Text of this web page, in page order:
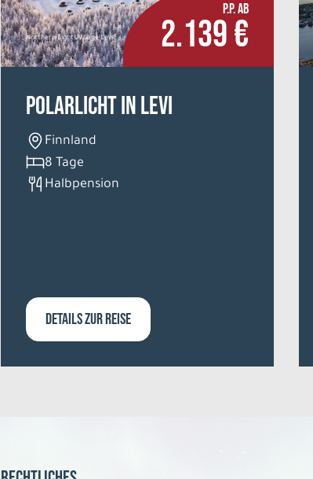
Northern Lights Village Levi
P.P. AB
2.139 €
Polarlicht in Levi
Finnland
8 Tage
Halbpension
DETAILS ZUR REISE